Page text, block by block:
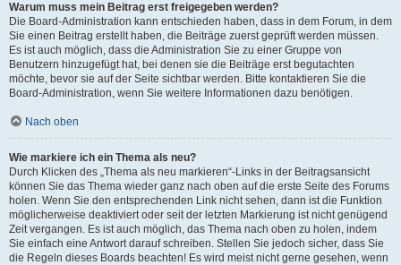
Warum muss mein Beitrag erst freigegeben werden?
Die Board-Administration kann entschieden haben, dass in dem Forum, in dem
Sie einen Beitrag erstellt haben, die Beiträge zuerst geprüft werden müssen.
Es ist auch möglich, dass die Administration Sie zu einer Gruppe von
Benutzern hinzugefügt hat, bei denen sie die Beiträge erst begutachten
möchte, bevor sie auf der Seite sichtbar werden. Bitte kontaktieren Sie die
Board-Administration, wenn Sie weitere Informationen dazu benötigen.
Nach oben
Wie markiere ich ein Thema als neu?
Durch Klicken des „Thema als neu markieren“-Links in der Beitragsansicht
können Sie das Thema wieder ganz nach oben auf die erste Seite des Forums
holen. Wenn Sie den entsprechenden Link nicht sehen, dann ist die Funktion
möglicherweise deaktiviert oder seit der letzten Markierung ist nicht genügend
Zeit vergangen. Es ist auch möglich, das Thema nach oben zu holen, indem
Sie einfach eine Antwort darauf schreiben. Stellen Sie jedoch sicher, dass Sie
die Regeln dieses Boards beachten! Es wird meist nicht gerne gesehen, wenn